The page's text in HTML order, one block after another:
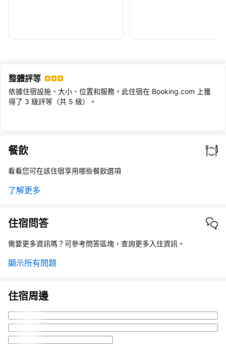
整體評等
依據住宿設施、大小、位置和服務，此住宿在 Booking.com 上獲
得了 3 級評等（共 5 級）。
餐飲
看看您可在該住宿享用哪些餐飲選項
了解更多
住宿問答
需要更多資訊嗎？可參考問答區塊，查詢更多入住資訊。
顯示所有問題
住宿周邊